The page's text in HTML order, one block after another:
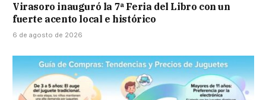
Virasoro inauguró la 7ª Feria del Libro con un
fuerte acento local e histórico
6 de agosto de 2026